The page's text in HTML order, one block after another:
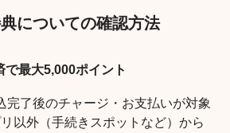
についての確認方法
で最大5,000ポイント
完了後のチャージ・お支払いが対象
以外（手続きスポットなど）から